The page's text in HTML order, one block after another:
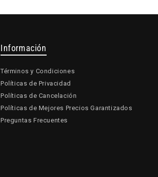
Información
Términos y Condiciones
Políticas de Privacidad
Políticas de Cancelación
Políticas de Mejores Precios Garantizados
Preguntas Frecuentes